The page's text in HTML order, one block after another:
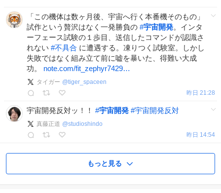
「この機体は数ヶ月後、宇宙へ行く本番機そのもの」
試作という贅沢はなく一発勝負の #宇宙開発。インタ
ーフェース試験の１歩目、送信したコマンドが認識さ
れない #不具合 に遭遇する。凍りつく試験室。しかし
失敗ではなく組み立て前に嘘を暴いた、得難い大成
功。 note.com/fit_zephyr7429…
タイガー @tiger_spaceen
昨日 21:28
宇宙開発反対ッ！！ #宇宙開発 #宇宙開発反対
真藤正道 @studioshindo
昨日 14:54
もっと見る